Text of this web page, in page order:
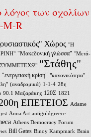
λόγος των σχολίων
M-R
Χώρος "Η
"Μακεδονική γλώσσα" "Μετά-
"Στάθης"
"ενεργειακή κρίση" "κανονικότητα"
(αναδρομικά) 1-1-4 28η
90.1 Μαζαράκης 120Σ 1821
ΕΠΕΤΕΙΟΣ Adame
Anna Art antigoldgreece
Athens Democracy Forum
Bill Gates Binoy Kampmark Brain